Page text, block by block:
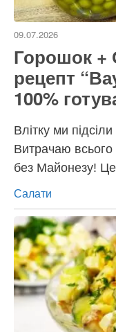
09.07.2026
Горошок +
рецепт
100%
Влітку ми
Витрачаю всього
без Майонезу!
Категорії
Салати